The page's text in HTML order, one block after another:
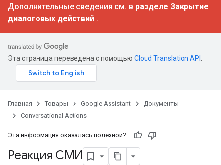
Дополнительные сведения см. в разделе Закрытие
диалоговых действий .
Эта страница переведена с помощью Cloud Translation API
Главная Товары Google Assistant
Документы
Conversational Actions
Эта информация оказалась полезной?
Реакция СМИ